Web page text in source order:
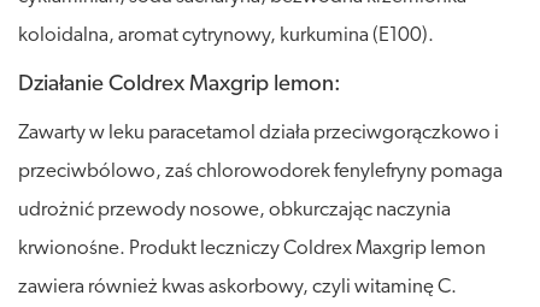
koloidalna, aromat cytrynowy, kurkumina (E100).
Działanie Coldrex Maxgrip lemon:
Zawarty w leku paracetamol działa przeciwgorączkowo i
przeciwbólowo, zaś chlorowodorek fenylefryny pomaga
udrożnić przewody nosowe, obkurczając naczynia
krwionośne. Produkt leczniczy Coldrex Maxgrip lemon
zawiera również kwas askorbowy, czyli witaminę C.